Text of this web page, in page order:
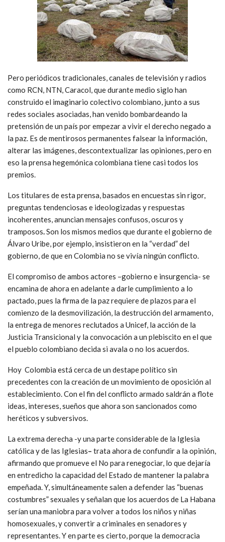
Pero periódicos tradicionales, canales de televisión y radios
como RCN, NTN, Caracol, que durante medio siglo han
construido el imaginario colectivo colombiano, junto a sus
redes sociales asociadas, han venido bombardeando la
pretensión de un país por empezar a vivir el derecho negado a
la paz. Es de mentirosos permanentes falsear la información,
alterar las imágenes, descontextualizar las opiniones, pero en
eso la prensa hegemónica colombiana tiene casi todos los
premios.
Los titulares de esta prensa, basados en encuestas sin rigor,
preguntas tendenciosas e ideologizadas y respuestas
incoherentes, anuncian mensajes confusos, oscuros y
tramposos Son los mismos medios que durante el gobierno de
Álvaro Uribe, por ejemplo, insistieron en la “verdad” del
gobierno, de que en Colombia no se vivía ningún conflicto.
El compromiso de ambos actores –gobierno e insurgencia- se
encamina de ahora en adelante a darle cumplimiento a lo
pactado, pues la firma de la paz requiere de plazos para el
comienzo de la desmovilización, la destrucción del armamento,
la entrega de menores reclutados a Unicef, la acción de la
Justicia Transicional y la convocación a un plebiscito en el que
el pueblo colombiano decida si avala o no los acuerdos.
Hoy Colombia está cerca de un destape político sin
precedentes con la creación de un movimiento de oposición al
establecimiento. Con el fin del conflicto armado saldrán a flote
ideas, intereses, sueños que ahora son sancionados como
heréticos y subversivos.
La extrema derecha -y una parte considerable de la Iglesia
católica y de las Iglesias– trata ahora de confundir a la opinión,
afirmando que promueve el No para renegociar, lo que dejaría
en entredicho la capacidad del Estado de mantener la palabra
empeñada. Y, simultáneamente salen a defender las “buenas
costumbres” sexuales y señalan que los acuerdos de La Habana
serían una maniobra para volver a todos los niños y niñas
homosexuales, y convertir a criminales en senadores y
representantes. Y en parte es cierto, porque la democracia